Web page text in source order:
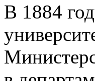
В 1884